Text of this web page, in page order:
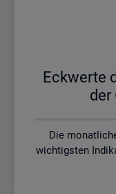
Eck­wer­te
der
Die
wichtigsten